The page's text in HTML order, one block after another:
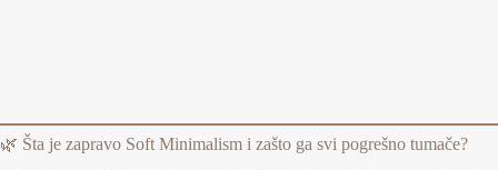
🌿 Šta je zapravo Soft Minimalism i zašto ga svi pogrešno tumače?